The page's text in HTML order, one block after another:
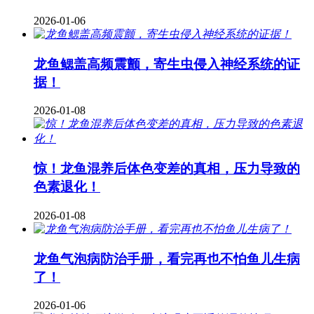
2026-01-06
龙鱼鳃盖高频震颤，寄生虫侵入神经系统的证
据！
2026-01-08
惊！龙鱼混养后体色变差的真相，压力导致的
色素退化！
2026-01-08
龙鱼气泡病防治手册，看完再也不怕鱼儿生病
了！
2026-01-06